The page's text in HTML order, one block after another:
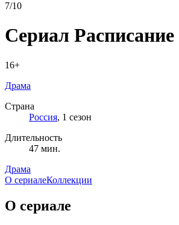
7/10
Сериал Расписание
16+
Драма
Страна
Россия, 1 сезон
Длительность
47 мин.
Драма
О сериалеКоллекции
О сериале